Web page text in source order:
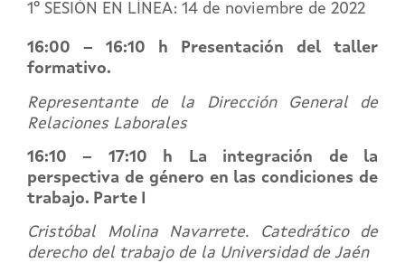
1º SESIÓN EN LÍNEA: 14 de noviembre de 2022
16:00 – 16:10 h Presentación del taller
formativo.
Representante de la Dirección General de
Relaciones Laborales
16:10 – 17:10 h La integración de la
perspectiva de género en las condiciones de
trabajo. Parte I
Cristóbal Molina Navarrete. Catedrático de
derecho del trabajo de la Universidad de Jaén